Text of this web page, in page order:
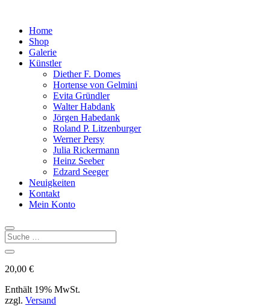
Home
Shop
Galerie
Künstler
Diether F. Domes
Hortense von Gelmini
Evita Gründler
Walter Habdank
Jörgen Habedank
Roland P. Litzenburger
Werner Persy
Julia Rickermann
Heinz Seeber
Edzard Seeger
Neuigkeiten
Kontakt
Mein Konto
20,00 €
Enthält 19% MwSt.
zzgl. Versand